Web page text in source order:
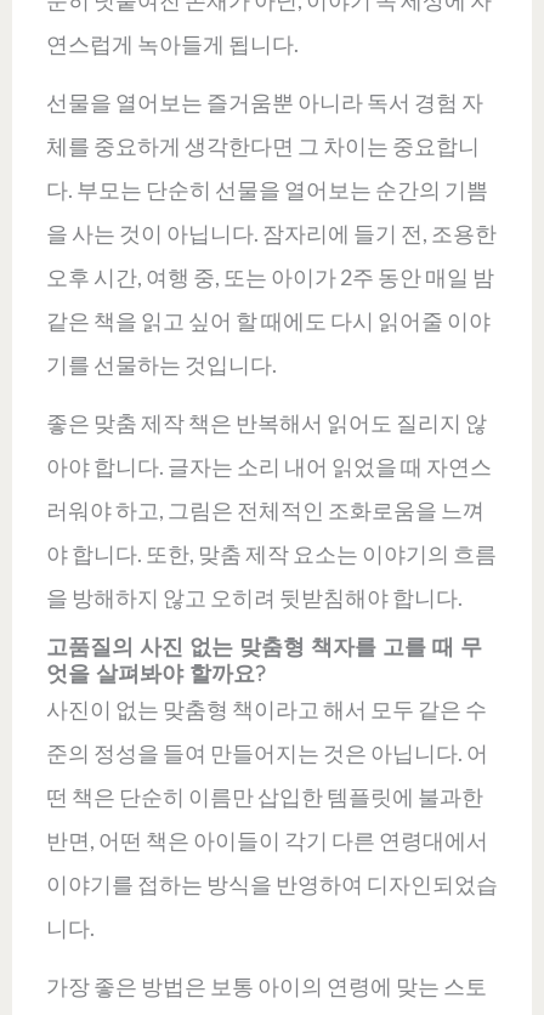
연스럽게 녹아들게 됩니다.
선물을 열어보는 즐거움뿐 아니라 독서 경험 자
체를 중요하게 생각한다면 그 차이는 중요합니
다. 부모는 단순히 선물을 열어보는 순간의 기쁨
을 사는 것이 아닙니다. 잠자리에 들기 전, 조용한
오후 시간, 여행 중, 또는 아이가 2주 동안 매일 밤
같은 책을 읽고 싶어 할 때에도 다시 읽어줄 이야
기를 선물하는 것입니다.
좋은 맞춤 제작 책은 반복해서 읽어도 질리지 않
아야 합니다. 글자는 소리 내어 읽었을 때 자연스
러워야 하고, 그림은 전체적인 조화로움을 느껴
야 합니다. 또한, 맞춤 제작 요소는 이야기의 흐름
을 방해하지 않고 오히려 뒷받침해야 합니다.
고품질의 사진 없는 맞춤형 책자를 고를 때 무
엇을 살펴봐야 할까요?
사진이 없는 맞춤형 책이라고 해서 모두 같은 수
준의 정성을 들여 만들어지는 것은 아닙니다. 어
떤 책은 단순히 이름만 삽입한 템플릿에 불과한
반면, 어떤 책은 아이들이 각기 다른 연령대에서
이야기를 접하는 방식을 반영하여 디자인되었습
니다.
가장 좋은 방법은 보통 아이의 연령에 맞는 스토